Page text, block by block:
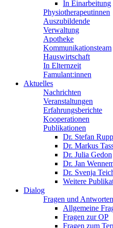
In Einarbeitung
Physiotherapeutinnen
Auszubildende
Verwaltung
Apotheke
Kommunikationsteam
Hauswirtschaft
In Elternzeit
Famulant:innen
Aktuelles
Nachrichten
Veranstaltungen
Erfahrungsberichte
Kooperationen
Publikationen
Dr. Stefan Rupp
Dr. Markus
Dr. Julia Gedon
Dr. Jan
Dr. Svenja
Weitere
Dialog
Fragen und Antworten
Allgemeine
Fragen zur OP
Fragen zum